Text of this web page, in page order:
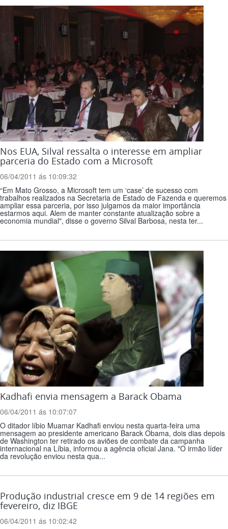
Nos EUA, Silval ressalta o interesse em ampliar
parceria do Estado com a Microsoft
06/04/2011 ás 10:09:32
“Em Mato Grosso, a Microsoft tem um ‘case’ de sucesso com
trabalhos realizados na Secretaria de Estado de Fazenda e queremos
ampliar essa parceria, por isso julgamos da maior importância
estarmos aqui. Alem de manter constante atualização sobre a
economia mundial", disse o governo Silval Barbosa, nesta ter...
Kadhafi envia mensagem a Barack Obama
06/04/2011 ás 10:07:07
O ditador líbio Muamar Kadhafi enviou nesta quarta-feira uma
mensagem ao presidente americano Barack Obama, dois dias depois
de Washington ter retirado os aviões de combate da campanha
internacional na Líbia, informou a agência oficial Jana. "O irmão líder
da revolução enviou nesta qua...
Produção industrial cresce em 9 de 14 regiões em
fevereiro, diz IBGE
06/04/2011 ás 10:02:42